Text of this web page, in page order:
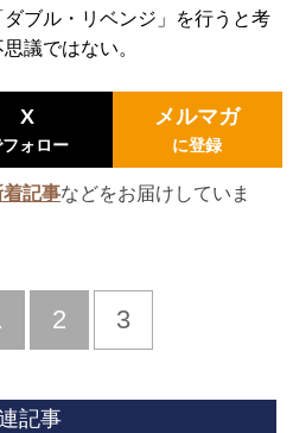
ブル・リベンジ」を行うと考
議ではない。
X
ォロー
メルマガ
に登録
着記事などをお届けしていま
2 3
記事